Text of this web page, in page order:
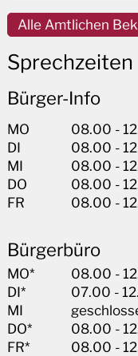
Alle Amtlichen
Sprechzeiten
Bürger-Info
MO
08.00 -
DI
08.00 -
MI
08.00 -
DO
08.00 -
FR
08.00 -
Bürgerbüro
MO*
08.00 -
DI*
07.00 -
MI
DO*
08.00 -
FR*
08.00 -